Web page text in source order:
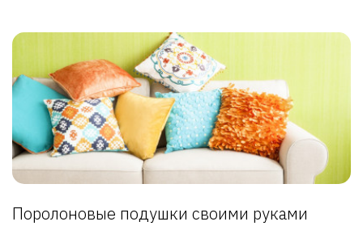
Поролоновые подушки своими руками